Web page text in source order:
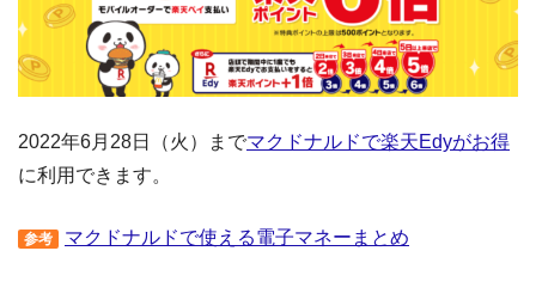
2022年6月28日（火）までマクドナルドで楽天Edyがお得
に利用できます。
参考 マクドナルドで使える電子マネーまとめ